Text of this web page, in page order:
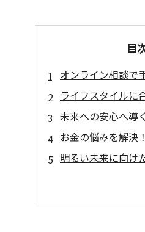
目
オンライン相談で
ライフスタイルに
未来への安心へ導く
お金の悩みを解決！
明るい未来に向け